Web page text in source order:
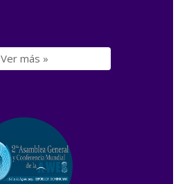
Ver más »